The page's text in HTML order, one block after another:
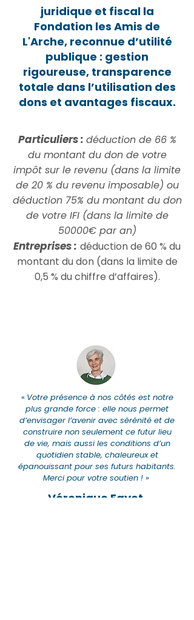
juridique et fiscal la
Fondation les Amis de
L'Arche, reconnue d’utilité
publique : gestion
rigoureuse, transparence
totale dans l’utilisation des
dons et avantages fiscaux.
Particuliers : déduction de 66 %
du montant du don de votre
impôt sur le revenu (dans la limite
de 20 % du revenu imposable) ou
déduction 75% du montant du don
de votre IFI (dans la limite de
50000€ par an)
Entreprises : déduction de 60 % du
montant du don (dans la limite de
0,5 % du chiffre d’affaires).
« Votre présence à nos côtés est notre
plus grande force : elle nous permet
d’envisager l’avenir avec sérénité et de
construire non seulement ce futur lieu
de vie, mais aussi les conditions d’un
quotidien stable, chaleureux et
épanouissant pour ses futurs habitants.
Merci pour votre soutien ! »
Véronique Fayet,